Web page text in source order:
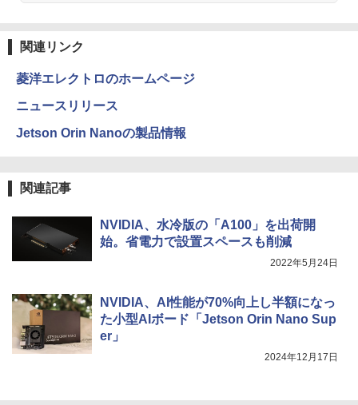
関連リンク
菱洋エレクトロのホームページ
ニュースリリース
Jetson Orin Nanoの製品情報
関連記事
NVIDIA、水冷版の「A100」を出荷開
始。省電力で設置スペースも削減
2022年5月24日
NVIDIA、AI性能が70%向上し半額になっ
た小型AIボード「Jetson Orin Nano Sup
er」
2024年12月17日